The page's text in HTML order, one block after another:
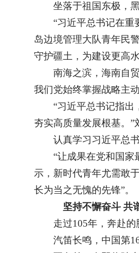
坐落于祖国东极，
“习近平总书记在重
岛边境管理大队青年民
守护疆土，为建设更高
南海之滨，海南自
我们党始终掌握战略主
“习近平总书记指出
夯实高质量发展根基。
认真学习习近平总
“让成果在党和国
示，新时代青年尤需敢
长为当之无愧的先锋”。
坚持不懈奋斗 共
走过105年，奔赴
汽笛长鸣，中国第